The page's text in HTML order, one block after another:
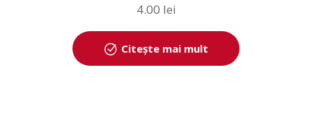
4.00 lei
Citește mai mult